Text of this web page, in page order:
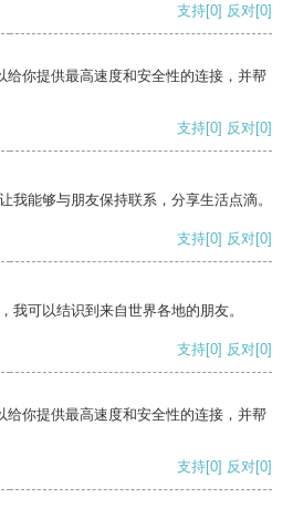
支持[0] 反对[0]
给你提供最高速度和安全性的连接，并帮
支持[0] 反对[0]
我能够与朋友保持联系，分享生活点滴。
支持[0] 反对[0]
我可以结识到来自世界各地的朋友。
支持[0] 反对[0]
给你提供最高速度和安全性的连接，并帮
支持[0] 反对[0]